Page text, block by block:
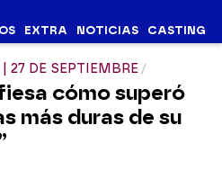
EXTRA NOTICIAS CASTING
27 DE SEPTIEMBRE
cómo superó
más duras de su